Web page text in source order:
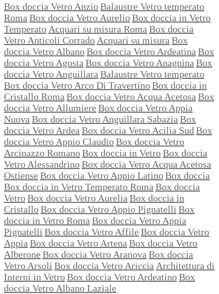
Box doccia Vetro AnzioBalaustre Vetro temperato
Roma Box doccia Vetro AurelioBox doccia in Vetro
Temperato Acquari su misura Roma Box doccia
Vetro Anticoli Corrado Acquari su misura Box
doccia Vetro AlbanoBox doccia Vetro Ardeatina Box
doccia Vetro Agosta Box doccia Vetro Anagnina Box
doccia Vetro Anguillara Balaustre Vetro temperato
Box doccia Vetro Arco Di TravertinoBox doccia in
Cristallo Roma Box doccia Vetro Acqua Acetosa Box
doccia Vetro Allumiere Box doccia Vetro Appia
Nuova Box doccia Vetro Anguillara Sabazia Box
doccia Vetro Ardea Box doccia Vetro Acilia Sud Box
doccia Vetro Appio ClaudioBox doccia Vetro
Arcinazzo RomanoBox doccia in VetroBox doccia
Vetro AlessandrinoBox doccia Vetro Acqua Acetosa
Ostiense Box doccia Vetro Appio LatinoBox doccia
Box doccia in Vetro Temperato Roma Box doccia
VetroBox doccia Vetro Aurelia Box doccia in
CristalloBox doccia Vetro Appio Pignatelli Box
doccia in Vetro Roma Box doccia Vetro Appia
Pignatelli Box doccia Vetro Affile Box doccia Vetro
Appia Box doccia Vetro Artena Box doccia Vetro
Alberone Box doccia Vetro Aranova Box doccia
Vetro Arsoli Box doccia Vetro Ariccia Architettura di
Interni in VetroBox doccia Vetro ArdeatinoBox
doccia Vetro Albano Laziale